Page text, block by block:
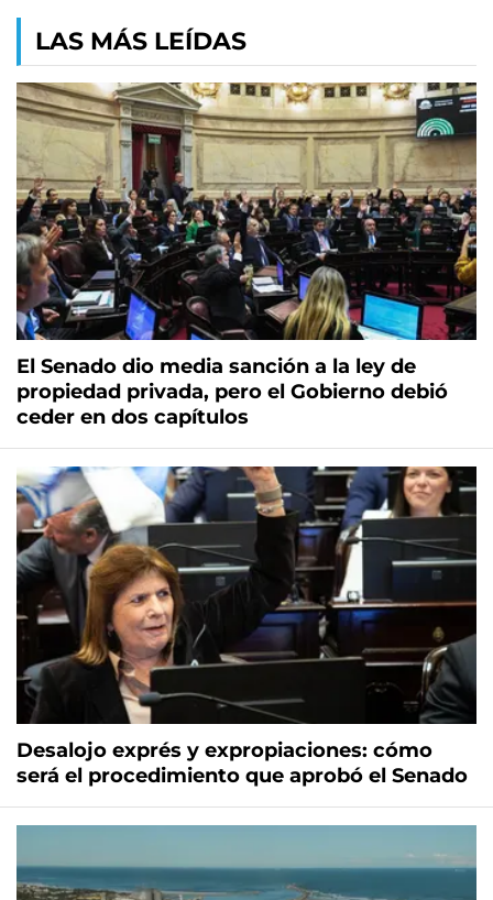
LAS MÁS LEÍDAS
El Senado dio media sanción a la ley de
propiedad privada, pero el Gobierno debió
ceder en dos capítulos
Desalojo exprés y expropiaciones: cómo
será el procedimiento que aprobó el Senado